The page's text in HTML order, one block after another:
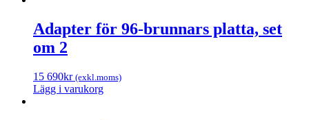
Adapter för 96-brunnars platta, set
om 2
15 690kr (exkl.moms)
Lägg i varukorg